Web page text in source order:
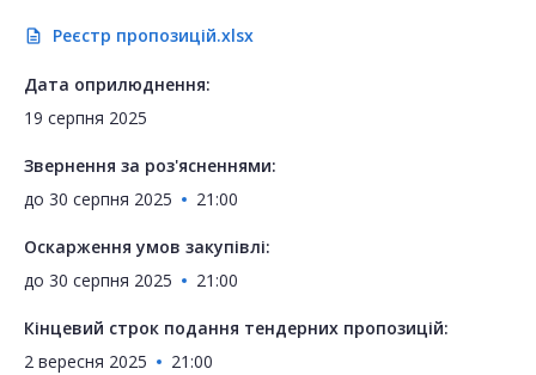
description Реєстр пропозицій.xlsx
Дата оприлюднення:
19 серпня 2025
Звернення за роз'ясненнями:
до 30 серпня 2025 21:00
Оскарження умов закупівлі:
до 30 серпня 2025 21:00
Кінцевий строк подання тендерних пропозицій:
2 вересня 2025
21:00